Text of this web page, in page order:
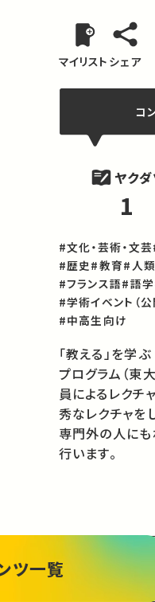
マイリスト シェア
コ
ヤク
1
#文化・芸術・文芸
#歴史 #教育#人
#フランス語#語学
#学術イベント（
#中高生向け
「教える」を学
プログラム（東
員によるレクチ
秀なレクチャを
専門外の人にも
行います。
ツ一覧